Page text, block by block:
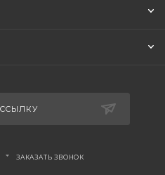
ЗАКАЗАТЬ ЗВОНОК